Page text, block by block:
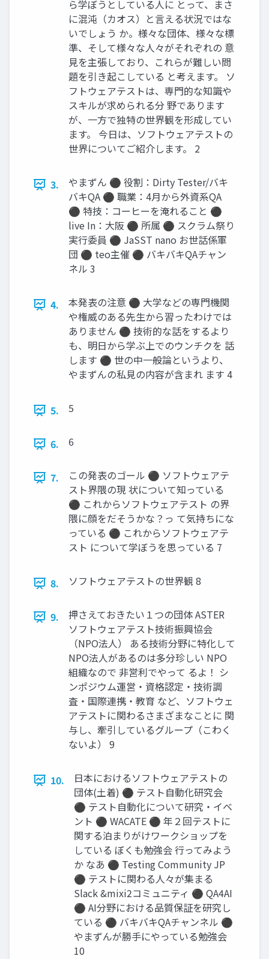
ら学ぼうとしている人に とって、まさ
に混沌（カオス）と言える状況ではな
いでしょう か。様々な団体、様々な標
準、そして様々な人々がそれぞれの 意
見を主張しており、これらが難しい問
題を引き起こしている と考えます。 ソ
フトウェアテストは、専門的な知識や
スキルが求められる分 野であります
が、一方で独特の世界観を形成してい
ます。 今日は、ソフトウェアテストの
世界についてご紹介します。 2
3.
やまずん ⚫ 役割：Dirty Tester/バキ
バキQA ⚫ 職業：4月から外資系QA
⚫ 特技：コーヒーを淹れること ⚫
live In：大阪 ⚫ 所属 ⚫ スクラム祭り
実行委員 ⚫ JaSST nano お世話係軍
団 ⚫ teo主催 ⚫ バキバキQAチャン
ネル 3
4.
本発表の注意 ⚫ 大学などの専門機関
や権威のある先生から習ったわけでは
ありません ⚫ 技術的な話をするより
も、明日から学ぶ上でのウンチクを 話
します ⚫ 世の中一般論というより、
やまずんの私見の内容が含まれ ます 4
5. 5
6. 6
7.
この発表のゴール ⚫ ソフトウェアテ
スト界隈の現 状について知っている
⚫ これからソフトウェアテスト の界
隈に顔をだそうかな？っ て気持ちにな
っている ⚫ これからソフトウェアテ
スト について学ぼうを思っている 7
8. ソフトウェアテストの世界観 8
9.
押さえておきたい１つの団体 ASTER
ソフトウェアテスト技術振興協会
（NPO法人） ある技術分野に特化して
NPO法人があるのは多分珍しい NPO
組織なので 非営利でやって るよ！ シ
ンポジウム運営・資格認定・技術調
査・国際連携・教育 など、ソフトウェ
アテストに関わるさまざまなことに 関
与し、牽引しているグループ（こわく
ないよ） 9
10.
日本におけるソフトウェアテストの
団体(土着) ⚫ テスト自動化研究会
⚫ テスト自動化について研究・イベ
ント ⚫ WACATE ⚫ 年２回テストに
関する泊まりがけワークショップを
している ぼくも勉強会 行ってみよう
か なあ ⚫ Testing Community JP
⚫ テストに関わる人々が集まる
Slack &mixi2コミュニティ ⚫ QA4AI
⚫ AI分野における品質保証を研究し
ている ⚫ バキバキQAチャンネル ⚫
やまずんが勝手にやっている勉強会
10